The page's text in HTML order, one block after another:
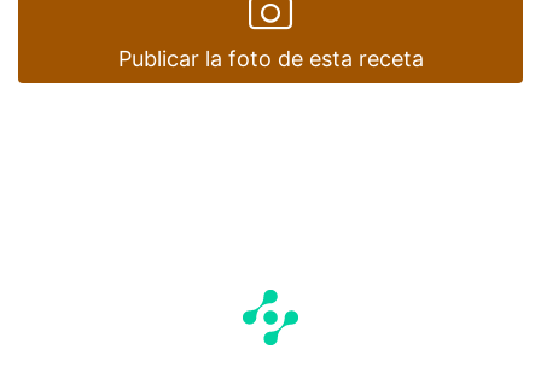
Publicar la foto de esta receta